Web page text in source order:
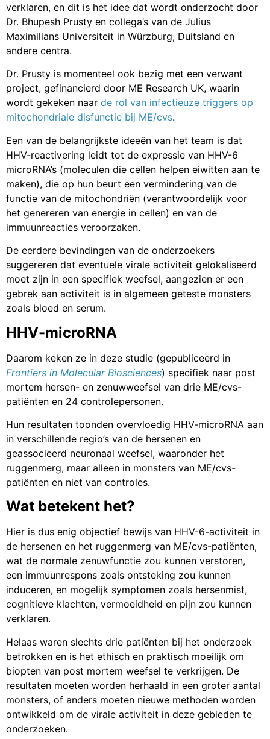
verklaren, en dit is het idee dat wordt onderzocht door
Dr. Bhupesh Prusty en collega’s van de Julius
Maximilians Universiteit in Würzburg, Duitsland en
andere centra.
Dr. Prusty is momenteel ook bezig met een verwant
project, gefinancierd door ME Research UK, waarin
wordt gekeken naar de rol van infectieuze triggers op
mitochondriale disfunctie bij ME/cvs.
Een van de belangrijkste ideeën van het team is dat
HHV-reactivering leidt tot de expressie van HHV-6
microRNA’s (moleculen die cellen helpen eiwitten aan te
maken), die op hun beurt een vermindering van de
functie van de mitochondriën (verantwoordelijk voor
het genereren van energie in cellen) en van de
immuunreacties veroorzaken.
De eerdere bevindingen van de onderzoekers
suggereren dat eventuele virale activiteit gelokaliseerd
moet zijn in een specifiek weefsel, aangezien er een
gebrek aan activiteit is in algemeen geteste monsters
zoals bloed en serum.
HHV-microRNA
Daarom keken ze in deze studie (gepubliceerd in
Frontiers in Molecular Biosciences) specifiek naar post
mortem hersen- en zenuwweefsel van drie ME/cvs-
patiënten en 24 controlepersonen.
Hun resultaten toonden overvloedig HHV-microRNA aan
in verschillende regio’s van de hersenen en
geassocieerd neuronaal weefsel, waaronder het
ruggenmerg, maar alleen in monsters van ME/cvs-
patiënten en niet van controles.
Wat betekent het?
Hier is dus enig objectief bewijs van HHV-6-activiteit in
de hersenen en het ruggenmerg van ME/cvs-patiënten,
wat de normale zenuwfunctie zou kunnen verstoren,
een immuunrespons zoals ontsteking zou kunnen
induceren, en mogelijk symptomen zoals hersenmist,
cognitieve klachten, vermoeidheid en pijn zou kunnen
verklaren.
Helaas waren slechts drie patiënten bij het onderzoek
betrokken en is het ethisch en praktisch moeilijk om
biopten van post mortem weefsel te verkrijgen. De
resultaten moeten worden herhaald in een groter aantal
monsters, of anders moeten nieuwe methoden worden
ontwikkeld om de virale activiteit in deze gebieden te
onderzoeken.